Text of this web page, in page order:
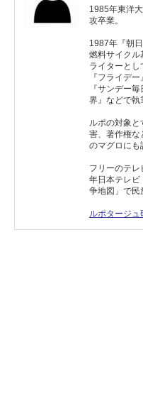
1985年東洋
攻卒業。
1987年『朝
燃料サイクル
ライターとし
『フライデ
『サンデー
界』などで執
ルポの対象
害、著作権な
のマグロにも
フリーのテ
年日本テレビ
争地図」で民
ルポタージュ